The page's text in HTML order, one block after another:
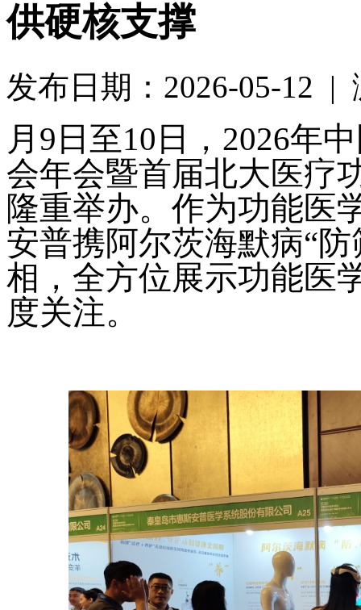
供硬核支撑
发布日期：2026-05-12 |
月 9日至10日，2026年
会年会暨首届北大医疗
隆重举办。作为功能医
安普携阿尔茨海默病“
相，全方位展示功能医
度关注。